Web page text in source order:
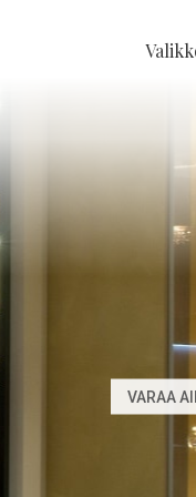
VARAA